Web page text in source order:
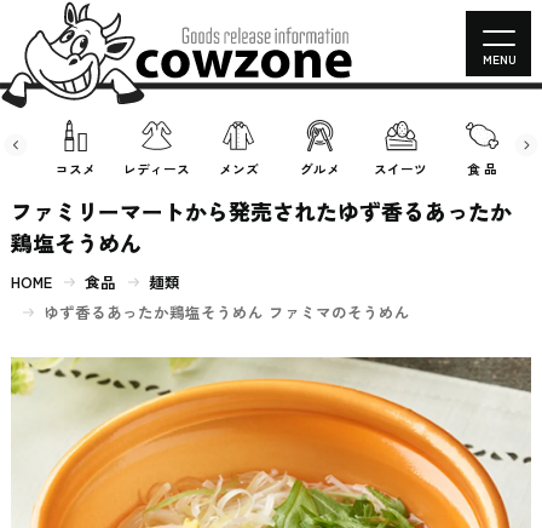
コスメ レディース メンズ グルメ スイーツ 食 品
MENU
ファミリーマートから発売されたゆず香るあったか
鶏塩そうめん
HOME 食品
麺類
ゆず香るあったか鶏塩そうめん ファミマのそうめん